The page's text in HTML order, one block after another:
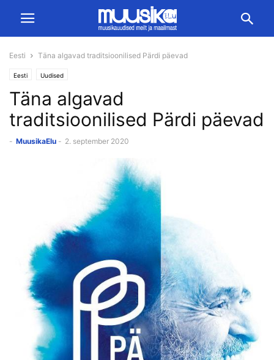
Eesti Täna algavad traditsioonilised Pärdi päevad
Eesti Uudised
Täna algavad
traditsioonilised Pärdi päevad
- MuusikaElu - 2. september 2020